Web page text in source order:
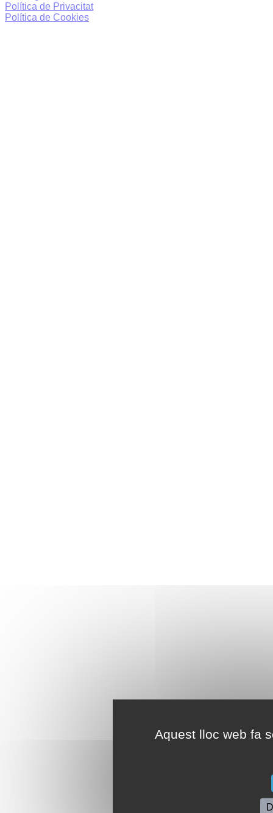
Aquest lloc web fa
Política de Privacitat
Política de Cookies